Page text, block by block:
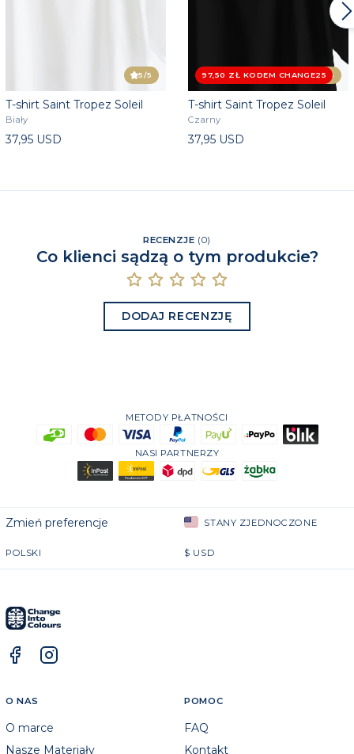
5/5
T-shirt Saint Tropez Soleil
Biały
37,95 USD
97,50 ZŁ KODEM CHANGE25
4.5 /5
T-shirt Saint Tropez Soleil
Czarny
37,95 USD
RECENZJE (0)
Co klienci sądzą o tym produkcie?
DODAJ RECENZJĘ
METODY PŁATNOŚCI
NASI PARTNERZY
Zmień preferencje STANY ZJEDNOCZONE
POLSKI $ USD
O NAS
O marce
Nasze Materiały
POMOC
FAQ
Kontakt